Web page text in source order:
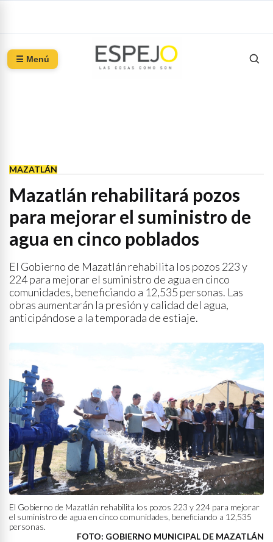
☰ Menú
MAZATLÁN
Mazatlán rehabilitará pozos
para mejorar el suministro de
agua en cinco poblados
El Gobierno de Mazatlán rehabilita los pozos 223 y
224 para mejorar el suministro de agua en cinco
comunidades, beneficiando a 12,535 personas. Las
obras aumentarán la presión y calidad del agua,
anticipándose a la temporada de estiaje.
El Gobierno de Mazatlán rehabilita los pozos 223 y 224 para mejorar
el suministro de agua en cinco comunidades, beneficiando a 12,535
personas.
FOTO: GOBIERNO MUNICIPAL DE MAZATLÁN